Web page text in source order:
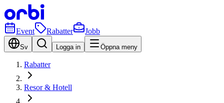
Event Rabatter Jobb
Sv Logga in Öppna meny
Rabatter
Resor & Hotell